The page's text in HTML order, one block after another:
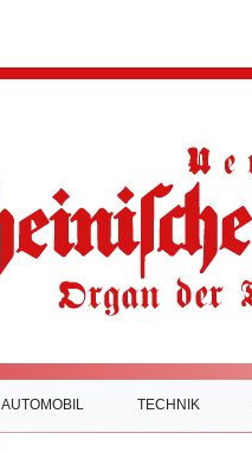
AUTOMOBIL TECHNIK